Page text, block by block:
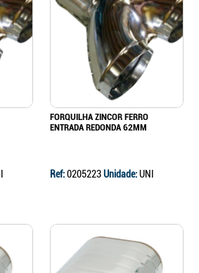
FORQUILHA ZINCOR FERRO
ENTRADA REDONDA 62MM
Ref:0205223Unidade:UNI